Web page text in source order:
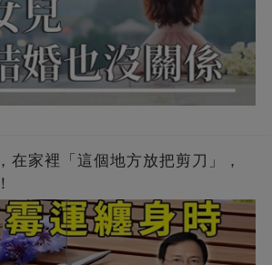
在家裡「這個地方放把剪刀」，